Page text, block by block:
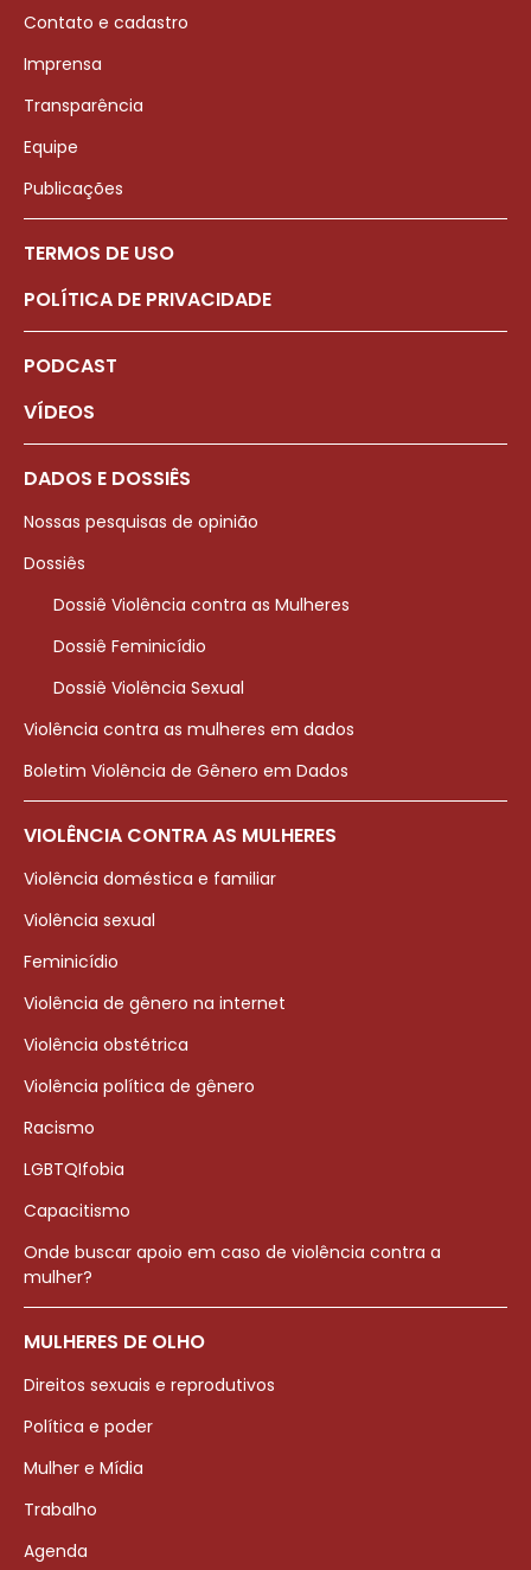
Contato e cadastro
Imprensa
Transparência
Equipe
Publicações
TERMOS DE USO
POLÍTICA DE PRIVACIDADE
PODCAST
VÍDEOS
DADOS E DOSSIÊS
Nossas pesquisas de opinião
Dossiês
Dossiê Violência contra as Mulheres
Dossiê Feminicídio
Dossiê Violência Sexual
Violência contra as mulheres em dados
Boletim Violência de Gênero em Dados
VIOLÊNCIA CONTRA AS MULHERES
Violência doméstica e familiar
Violência sexual
Feminicídio
Violência de gênero na internet
Violência obstétrica
Violência política de gênero
Racismo
LGBTQIfobia
Capacitismo
Onde buscar apoio em caso de violência contra a
mulher?
MULHERES DE OLHO
Direitos sexuais e reprodutivos
Política e poder
Mulher e Mídia
Trabalho
Agenda